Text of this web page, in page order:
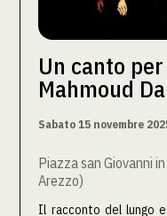
Un canto
Mahmoud
Sabato 15 novembre
Piazza san Giovanni
Arezzo)
Il racconto del lungo